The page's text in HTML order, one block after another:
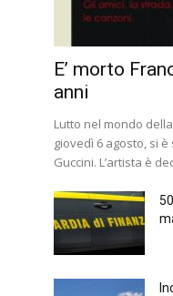
E’ morto
anni
Lutto nel mondo
giovedì 6 agosto, si è
Guccini. L’artista è